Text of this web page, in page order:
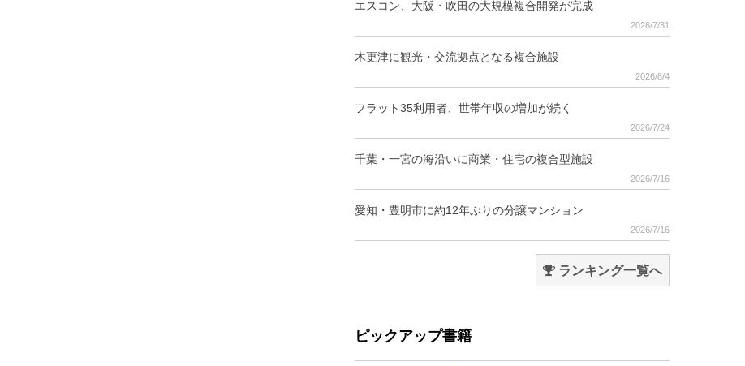
エスコン、大阪・吹田の大規模複合開発が完成
2026/7/31
木更津に観光・交流拠点となる複合施設
2026/8/4
フラット35利用者、世帯年収の増加が続く
2026/7/24
千葉・一宮の海沿いに商業・住宅の複合型施設
2026/7/16
愛知・豊明市に約12年ぶりの分譲マンション
2026/7/16
ランキング一覧へ
ピックアップ書籍